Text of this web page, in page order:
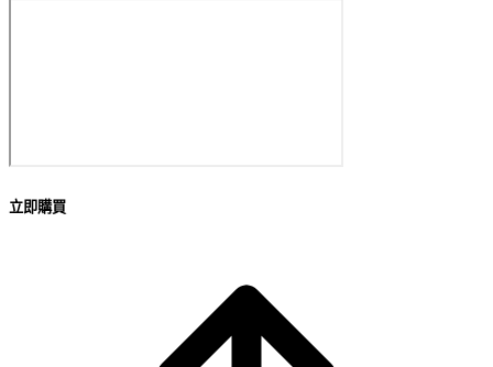
立即購買